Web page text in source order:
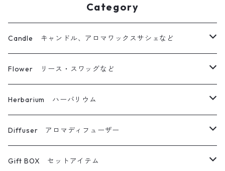
Category
Candle キャンドル、アロマワックスサシェなど
ボタニカルキャンドル
立体仕上げボタニカルキャンドル
キャンドルホルダー
ボトルキャンドル
Flower リース・スワッグなど
リース
ブーケ・スワッグ
フォトフレーム
Herbarium ハーバリウム
ハーバリウム
ボールペン
Diffuser アロマディフューザー
フラワーディフューザー
Gift BOX セットアイテム